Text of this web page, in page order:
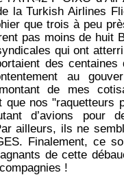
la Turkish Airlines
que trois à peu
pas moins de huit
qui ont
des centaines
au
de mes
que nos "raquetteurs
d’avions pour
ailleurs, ils ne
Finalement, ce
de cette
!